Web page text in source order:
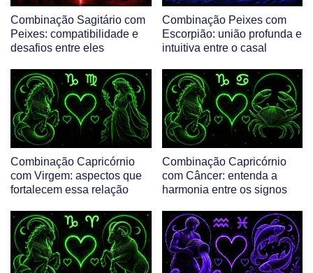
Combinação Sagitário com
Peixes: compatibilidade e
desafios entre eles
Combinação Peixes com
Escorpião: união profunda e
intuitiva entre o casal
Combinação Capricórnio
com Virgem: aspectos que
fortalecem essa relação
Combinação Capricórnio
com Câncer: entenda a
harmonia entre os signos